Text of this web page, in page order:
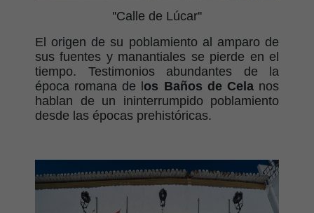
''Calle de Lúcar''
El origen de su poblamiento al amparo de
sus fuentes y manantiales se pierde en el
tiempo. Testimonios abundantes de la
época romana de los Baños de Celanos
hablan de un ininterrumpido poblamiento
desde las épocas prehistóricas.